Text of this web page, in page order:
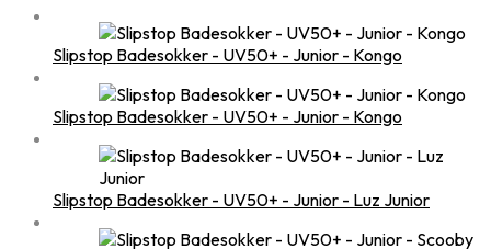
Slipstop Badesokker - UV50+ - Junior - Kongo
Slipstop Badesokker - UV50+ - Junior - Kongo
Slipstop Badesokker - UV50+ - Junior - Luz Junior